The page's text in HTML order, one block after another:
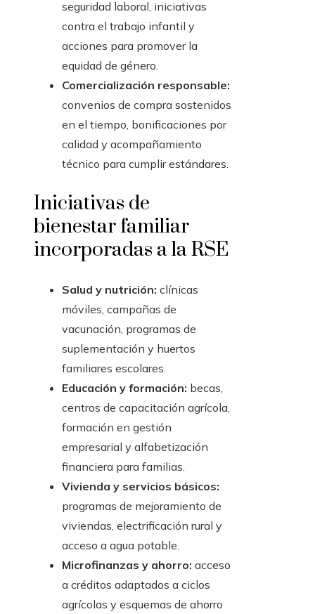
seguridad laboral, iniciativas
contra el trabajo infantil y
acciones para promover la
equidad de género.
Comercialización responsable:
convenios de compra sostenidos
en el tiempo, bonificaciones por
calidad y acompañamiento
técnico para cumplir estándares.
Iniciativas de
bienestar familiar
incorporadas a la RSE
Salud y nutrición: clínicas
móviles, campañas de
vacunación, programas de
suplementación y huertos
familiares escolares.
Educación y formación: becas,
centros de capacitación agrícola,
formación en gestión
empresarial y alfabetización
financiera para familias.
Vivienda y servicios básicos:
programas de mejoramiento de
viviendas, electrificación rural y
acceso a agua potable.
Microfinanzas y ahorro: acceso
a créditos adaptados a ciclos
agrícolas y esquemas de ahorro